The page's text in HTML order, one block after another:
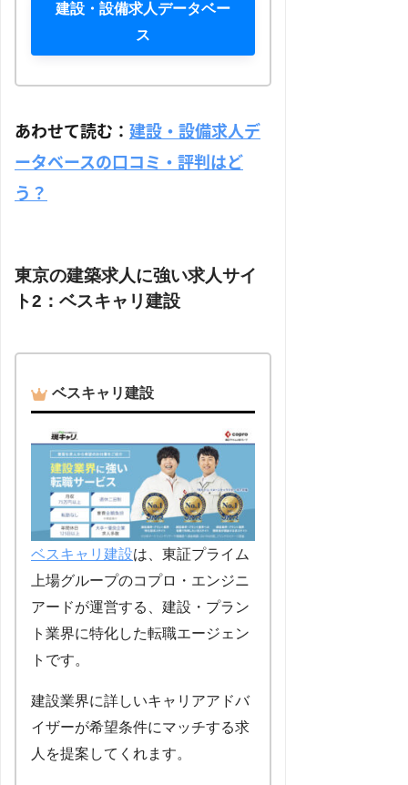
建設・設備求人データベー
ス
あわせて読む： 建設・設備求人デ
ータベースの口コミ・評判はど
う？
東京の建築求人に強い求人サイ
ト2：ベスキャリ建設
ベスキャリ建設
ベスキャリ建設は、東証プライム
上場グループのコプロ・エンジニ
アードが運営する、建設・プラン
ト業界に特化した転職エージェン
トです。
建設業界に詳しいキャリアアドバ
イザーが希望条件にマッチする求
人を提案してくれます。